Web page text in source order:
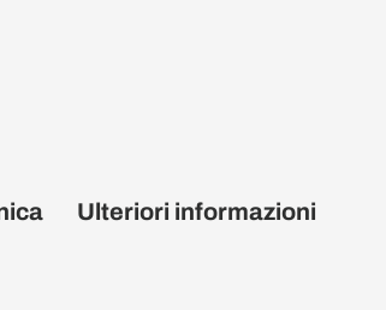
Ulteriori informazioni